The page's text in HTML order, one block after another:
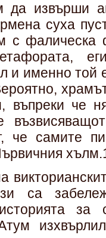
да извърши
суха
с
и именно той
въпреки че
че самите
са